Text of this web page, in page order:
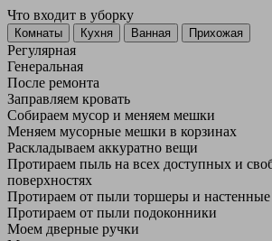
Что входит в уборку
Регу­лярная
Гене­ральная
После ремонта
Заправляем кровать
Собираем мусор и меняем мешки
Меняем мусорные мешки в корзинах
Раскладываем аккуратно вещи
Протираем пыль на всех доступных и
поверхностях
Протираем от пыли торшеры и настенные
Протираем от пыли подоконники
Моем дверные ручки